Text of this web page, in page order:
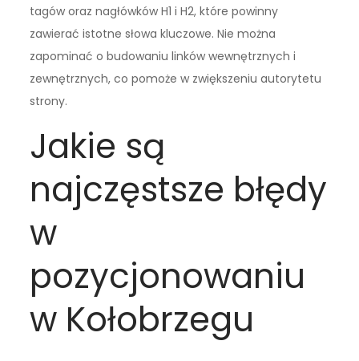
tagów oraz nagłówków H1 i H2, które powinny
zawierać istotne słowa kluczowe. Nie można
zapominać o budowaniu linków wewnętrznych i
zewnętrznych, co pomoże w zwiększeniu autorytetu
strony.
Jakie są
najczęstsze błędy
w
pozycjonowaniu
w Kołobrzegu